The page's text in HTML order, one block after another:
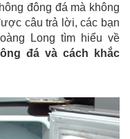
đông đá mà không
câu trả lời, các bạn
Long tìm hiểu về
đá và cách khắc